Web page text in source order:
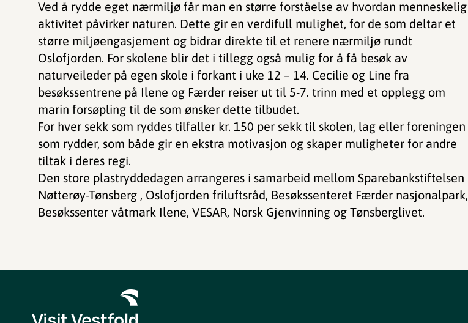
Ved å rydde eget nærmiljø får man en større forståelse av hvordan menneskelig
aktivitet påvirker naturen. Dette gir en verdifull mulighet, for de som deltar et
større miljøengasjement og bidrar direkte til et renere nærmiljø rundt
Oslofjorden. For skolene blir det i tillegg også mulig for å få besøk av
naturveileder på egen skole i forkant i uke 12 – 14. Cecilie og Line fra
besøkssentrene på Ilene og Færder reiser ut til 5-7. trinn med et opplegg om
marin forsøpling til de som ønsker dette tilbudet.
For hver sekk som ryddes tilfaller kr. 150 per sekk til skolen, lag eller foreningen
som rydder, som både gir en ekstra motivasjon og skaper muligheter for andre
tiltak i deres regi.
Den store plastryddedagen arrangeres i samarbeid mellom Sparebankstiftelsen
Nøtterøy-Tønsberg , Oslofjorden friluftsråd, Besøkssenteret Færder nasjonalpark,
Besøkssenter våtmark Ilene, VESAR, Norsk Gjenvinning og Tønsberglivet.